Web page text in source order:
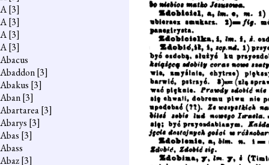
A[3]
A[3]
A[3]
A[3]
Abacus
Abaddon[3]
Abakus [3]
Aban[3]
Abartarea[3]
Abarys [3]
Abas [3]
Abass
Abaz[3]